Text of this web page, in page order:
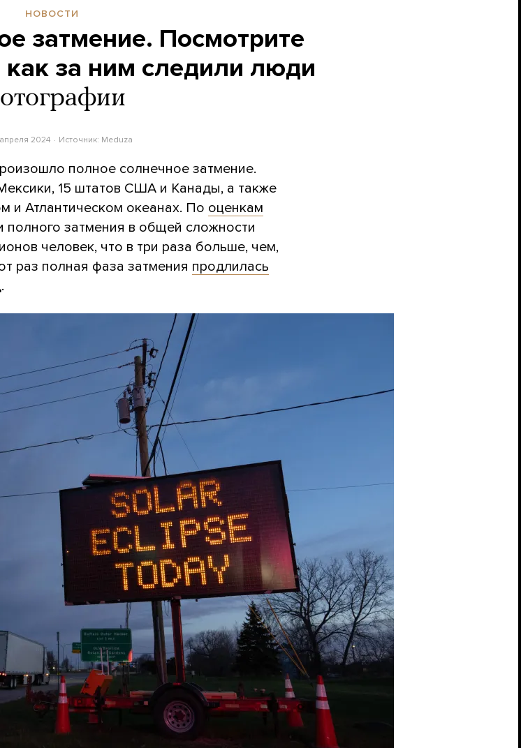
НОВОСТИ
затмение. Посмотрите
как за ним следили люди
апреля 2024 Источник: Meduza
полное солнечное затмение.
15 штатов США и Канады, а также
и Атлантическом океанах. По оценкам
полного затмения в общей сложности
человек, что в три раза больше, чем,
раз полная фаза затмения продлилась